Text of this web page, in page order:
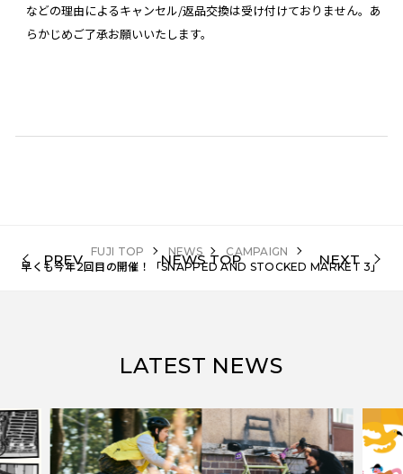
などの理由によるキャンセル/返品交換は受け付けておりません。あ
らかじめご了承お願いいたします。
FUJI TOP NEWS
CAMPAIGN
早くも今年2回目の開催！「SNAPPED AND STOCKED MARKET 3」
PREV NEWS TOP NEXT
LATEST NEWS